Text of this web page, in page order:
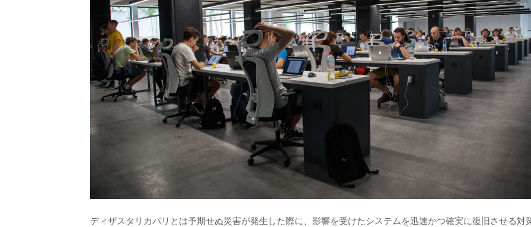
ディザスタリカバリとは予期せぬ災害が発生した際に、影響を受けたシステムを迅速かつ確実に復旧させる対